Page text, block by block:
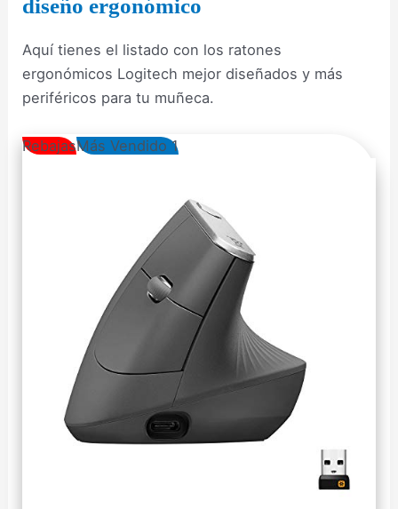
diseño ergonómico
Aquí tienes el listado con los ratones
ergonómicos Logitech mejor diseñados y más
periféricos para tu muñeca.
RebajasMás Vendido 1